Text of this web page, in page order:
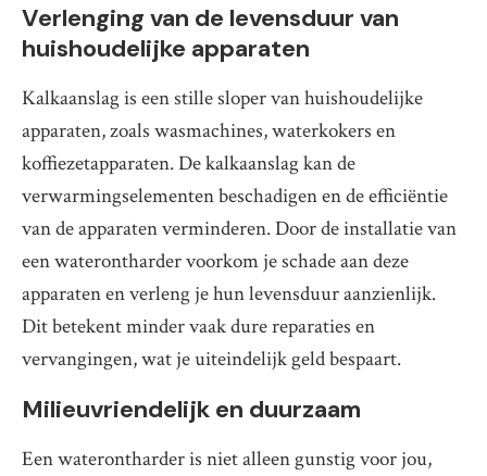
Verlenging van de levensduur van
huishoudelijke apparaten
Kalkaanslag is een stille sloper van huishoudelijke
apparaten, zoals wasmachines, waterkokers en
koffiezetapparaten. De kalkaanslag kan de
verwarmingselementen beschadigen en de efficiëntie
van de apparaten verminderen. Door de installatie van
een waterontharder voorkom je schade aan deze
apparaten en verleng je hun levensduur aanzienlijk.
Dit betekent minder vaak dure reparaties en
vervangingen, wat je uiteindelijk geld bespaart.
Milieuvriendelijk en duurzaam
Een waterontharder is niet alleen gunstig voor jou,